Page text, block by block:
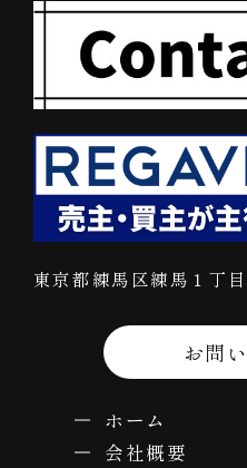
東京都練馬区練馬１丁
お問
ホーム
会社概要